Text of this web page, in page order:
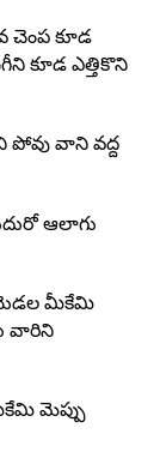
చెంప కూడ
కూడ ఎత్తికొని
పోవు వాని వద్ద
ఆలాగు
యెడల మీకేమి
వారిని
మెప్పు